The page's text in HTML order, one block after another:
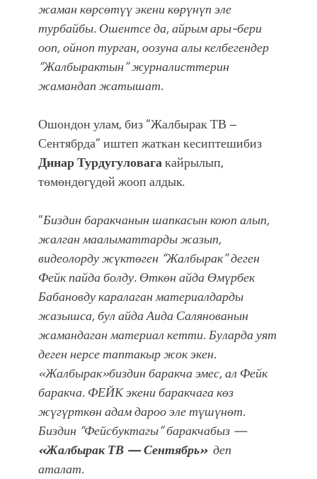
болмок”
жаман көрсөтүү экени көрүнүп эле
турбайбы. Ошентсе да, айрым ары-бери
ооп, ойноп турган, оозуна алы келбегендер
“Жалбырактын” журналисттерин
жамандап жатышат.
Ошондон улам, биз “Жалбырак ТВ –
Сентябрда” иштеп жаткан кесиптешибиз
Динар Турдугуловагакайрылып,
төмөндөгүдөй жооп алдык.
“Биздинбаракчаныншапкасын коюп алып,
жалган маалыматтарды жазып,
видеолорду жүктөген “Жалбырак” деген
Фейк пайда болду. Өткөн айда Өмүрбек
Бабановду каралаган материалдарды
жазышса, бул айда Аида Салянованын
жамандаган материал кетти. Буларда уят
деген нерсе таптакыр жок экен.
«Жалбырак»биздин баракча эмес, ал Фейк
баракча. ФЕЙК экени баракчага көз
жүгүрткөн адам дароо эле түшүнөт.
Биздин “Фейсбуктагы” баракчабыз —
«Жалбырак ТВ — Сентябрь» деп
аталат.